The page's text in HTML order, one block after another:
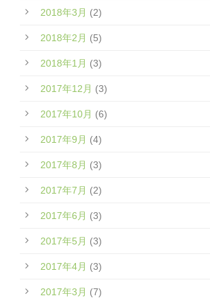
2018年3月 (2)
2018年2月 (5)
2018年1月 (3)
2017年12月 (3)
2017年10月 (6)
2017年9月 (4)
2017年8月 (3)
2017年7月 (2)
2017年6月 (3)
2017年5月 (3)
2017年4月 (3)
2017年3月 (7)